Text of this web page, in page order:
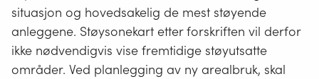
situasjon og hovedsakelig de mest støyende
anleggene. Støysonekart etter forskriften vil derfor
ikke nødvendigvis vise fremtidige støyutsatte
områder. Ved planlegging av ny arealbruk, skal